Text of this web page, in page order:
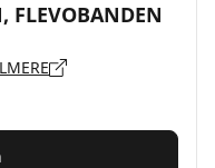
FLEVOBANDEN